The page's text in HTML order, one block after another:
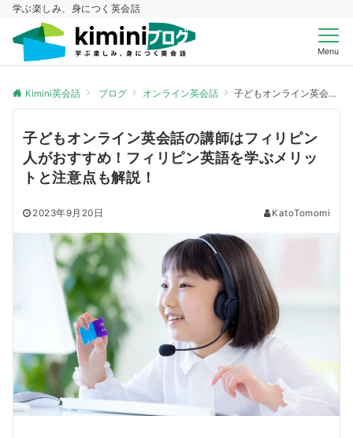
学ぶ楽しみ、身につく英会話
Menu
Kimini英会話 ブログ オンライン英会話 子どもオンライン英会話の講師はフィリピン人がおすすめ！フィリピン英語を学ぶメリットと注意点も解説！
子どもオンライン英会話の講師はフィリピン
人がおすすめ！フィリピン英語を学ぶメリッ
トと注意点も解説！
2023年9月20日 KatoTomomi